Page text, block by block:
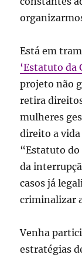
Está em
‘Estatuto da
projeto não
retira
mulheres
direito a vida
“Estatuto
da
casos já
criminalizar
Venha
estratégias